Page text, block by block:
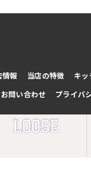
情報 当店の特徴 キッ
お問い合わせ プライバ